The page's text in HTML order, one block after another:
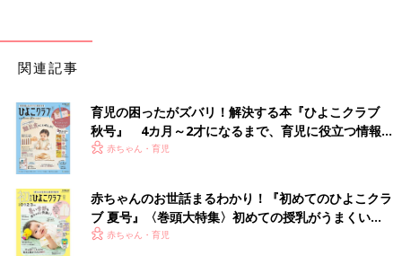
関連記事
育児の困ったがズバリ！解決する本『ひよこクラブ
秋号』 4カ月～2才になるまで、育児に役立つ情報が
いっぱい！
赤ちゃん・育児
赤ちゃんのお世話まるわかり！『初めてのひよこクラ
ブ 夏号』〈巻頭大特集〉初めての授乳がうまくい
く！ おっぱい・ミルクの基本と夏のトラブル 解決テ
赤ちゃん・育児